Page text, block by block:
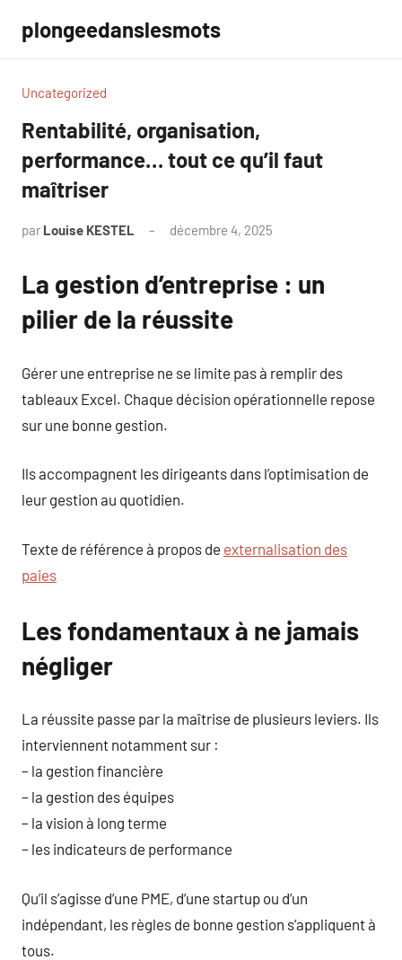
contenu
plongeedanslesmots
Uncategorized
Rentabilité, organisation,
performance… tout ce qu’il faut
maîtriser
par Louise KESTEL décembre 4, 2025
La gestion d’entreprise : un
pilier de la réussite
Gérer une entreprise ne se limite pas à remplir des
tableaux Excel. Chaque décision opérationnelle repose
sur une bonne gestion.
Ils accompagnent les dirigeants dans l’optimisation de
leur gestion au quotidien.
Texte de référence à propos de externalisation des
paies
Les fondamentaux à ne jamais
négliger
La réussite passe par la maîtrise de plusieurs leviers. Ils
interviennent notamment sur :
– la gestion financière
– la gestion des équipes
– la vision à long terme
– les indicateurs de performance
Qu’il s’agisse d’une PME, d’une startup ou d’un
indépendant, les règles de bonne gestion s’appliquent à
tous.